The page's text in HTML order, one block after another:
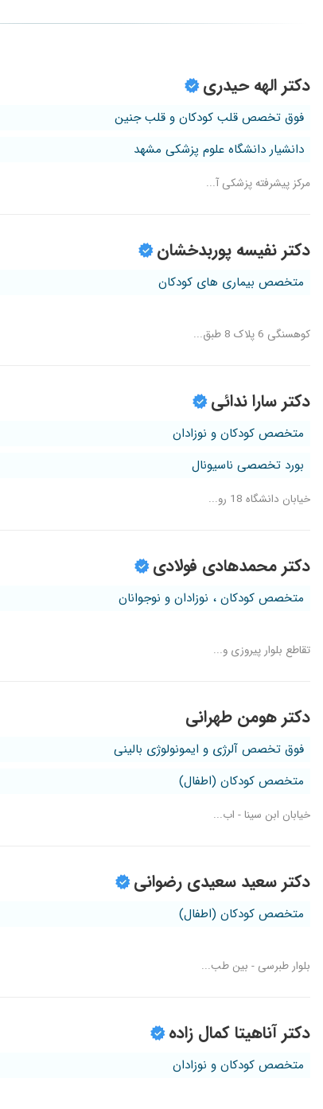
دکتر الهه حیدری
فوق تخصص قلب کودکان و قلب جنین
دانشیار دانشگاه علوم پزشکی مشهد
مرکز پیشرفته پزشکی آ...
دکتر نفیسه پوربدخشان
متخصص بیماری های کودکان
کوهسنگی 6 پلاک 8 طبق...
دکتر سارا ندائی
متخصص کودکان و نوزادان
بورد تخصصی ناسیونال
خیابان دانشگاه 18 رو...
دکتر محمدهادی فولادی
متخصص کودکان ، نوزادان و نوجوانان
تقاطع بلوار پیروزی و...
دکتر هومن طهرانی
فوق تخصص آلرژی و ایمونولوژی بالینی
متخصص کودکان (اطفال)
خیابان ابن سینا - اب...
دکتر سعید سعیدی رضوانی
متخصص کودکان (اطفال)
بلوار طبرسی - بین طب...
دکتر آناهیتا کمال زاده
متخصص کودکان و نوزادان